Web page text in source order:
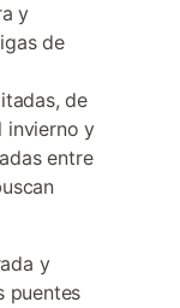
y
de
de
invierno y
entre
y
puentes